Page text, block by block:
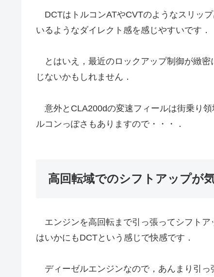
DCTはトルコンATやCVTのようなスリッ
いるようなダイレクト感を感じやすいです．
とはいえ，最近のロックアップ制御が緻密
じないかもしれません．
意外とCLA200dの変速フィールは街乗り
ルコンっぽさもありますので・・・．
高回転域でのシフトアップが
エンジンを高回転まで引っ張ってシフトア
はいかにもDCTという感じで快感です．
ディーゼルエンジンなので，あんまり引っ